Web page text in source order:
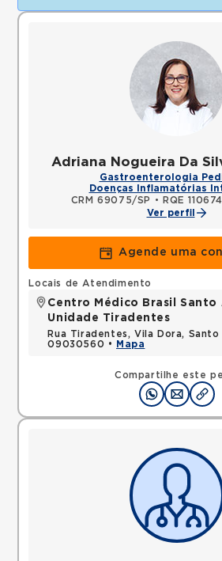
Adriana Nogueira Da
Gastroenterologia
Doenças Inflamatórias
CRM 69075/SP
•
RQE
Ver perfil
Agende uma
Compartilhe este
Locais de Atendimento
Centro Médico Brasil Santo
Unidade Tiradentes
Rua Tiradentes, Vila Dora, Santo
09030560 •
Mapa